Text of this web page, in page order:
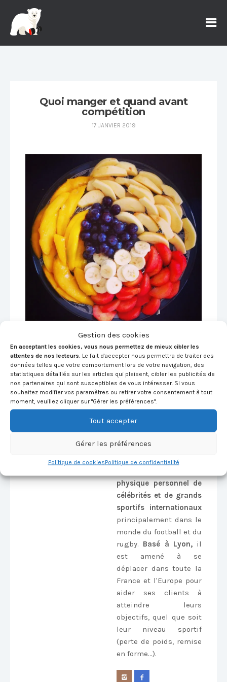
Gestion des cookies
En acceptant les cookies, vous nous permettez de mieux cibler les
attentes de nos lecteurs. Le fait d'accepter nous permettra de traiter des
données telles que votre comportement lors de votre navigation, des
statistiques détaillés sur les articles qui plaisent, cibler les publicités de
nos partenaires qui sont susceptibles de vous intéresser. Si vous
souhaitez modifier vos paramètres ou retirer votre consentement à tout
moment, veuillez cliquer sur "Gérer les préférences".
Tout accepter
Gérer les préférences
Politique de cookiesPolitique de confidentialité
Quoi manger et quand avant
compétition
17 JANVIER 2019
À propos propos
de Roro :
Roro:
l'Université des Sports
d'Orléans et de Lyon,
Roro est réputé pour
physique personnel de
célébrités et de grands
sportifs internationaux
principalement dans le
monde du football et du
rugby. Basé à Lyon,il
est amené à se
déplacer dans toute la
France et l'Europe pour
aider ses clients à
atteindre leurs
objectifs, quel que soit
leur niveau sportif
(perte de poids, remise
en forme...).